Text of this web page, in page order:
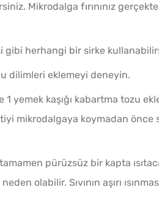
Mikrodalga fırınınız
gibi herhangi bir sirke
dilimleri eklemeyi deneyin.
1 yemek kaşığı kabartma tozu
mikrodalgaya koymadan önce
pürüzsüz bir kapta
olabilir. Sıvının aşırı